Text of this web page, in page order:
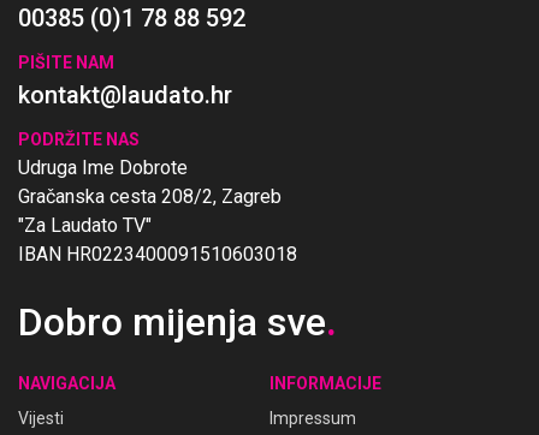
00385 (0)1 78 88 592
PIŠITE NAM
kontakt@laudato.hr
PODRŽITE NAS
Udruga Ime Dobrote
Gračanska cesta 208/2, Zagreb
"Za Laudato TV"
IBAN HR0223400091510603018
Dobro mijenja sve.
NAVIGACIJA
Vijesti
INFORMACIJE
Impressum